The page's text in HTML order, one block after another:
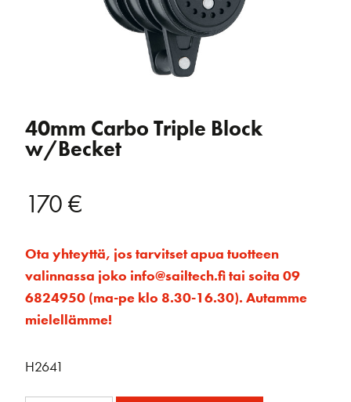
40mm Carbo Triple Block
w/Becket
170€
Ota yhteyttä, jos tarvitset apua tuotteen
valinnassa joko info@sailtech.fi tai soita 09
6824950 (ma-pe klo 8.30-16.30). Autamme
mielellämme!
H2641